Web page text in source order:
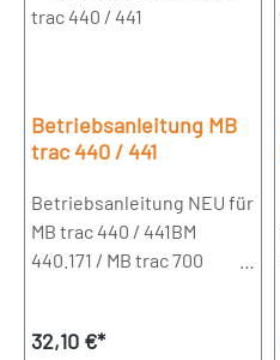
Betriebsanleitung MB
trac 440 / 441
Betriebsanleitung NEU für
MB trac 440 / 441BM
440.171 / MB trac 700
1991BM 440.173 / MB
Regulärer Preis:
32,10 €*